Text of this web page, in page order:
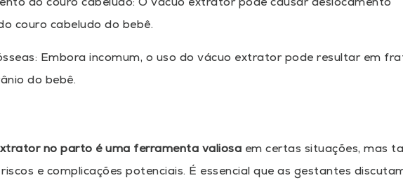
couro cabeludo do bebê.
Embora incomum, o uso do vácuo extrator pode resultar em
do bebê.
no parto é uma ferramenta valiosa em certas situações, mas
e complicações potenciais. É essencial que as gestantes